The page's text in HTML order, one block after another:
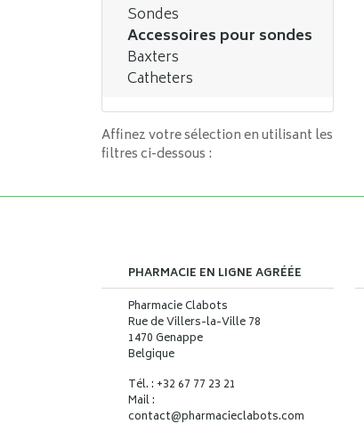
Sondes
Accessoires pour sondes
Baxters
Catheters
Affinez votre sélection en utilisant les
filtres ci-dessous :
PHARMACIE EN LIGNE AGRÉÉE
Pharmacie Clabots
Rue de Villers-la-Ville 78
1470 Genappe
Belgique
Tél. : +32 67 77 23 21
Mail :
contact@pharmacieclabots.com